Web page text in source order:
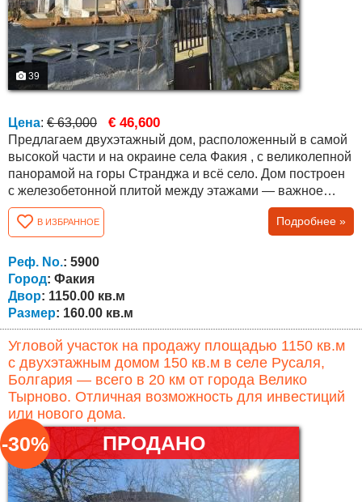
39
Цена: € 63,000 € 46,600
Предлагаем двухэтажный дом, расположенный в самой
высокой части и на окраине села Факия , с великолепной
панорамой на горы Странджа и всё село. Дом построен
с железобетонной плитой между этажами — важное
конструктивное преимущество для такого типа
недвижимости. Общая жилая площадь составляет около
160 кв.м, участок — ровный и ухоженный, площадью 1
150 кв.м. Планировка: Первый этаж — застеклённый
коридор с тёплой связью к...
В ИЗБРАННОЕ Подробнее »
Реф. No.: 5900
Город: Факия
Двор: 1150.00 кв.м
Размер: 160.00 кв.м
Угловой участок на продажу площадью 1150 кв.м
с двухэтажным домом 150 кв.м в селе Русаля,
Болгария — всего в 20 км от города Велико
Тырново. Отличная возможность для инвестиций
или нового дома.
ПРОДАНО
-30%